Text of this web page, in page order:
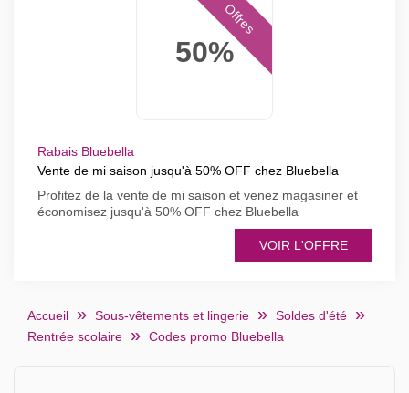
50%
Offres
Rabais Bluebella
Vente de mi saison jusqu'à 50% OFF chez Bluebella
Profitez de la vente de mi saison et venez magasiner et
économisez jusqu'à 50% OFF chez Bluebella
VOIR L'OFFRE
Accueil Sous-vêtements et lingerie
Soldes d'été
Rentrée scolaire
Codes promo Bluebella